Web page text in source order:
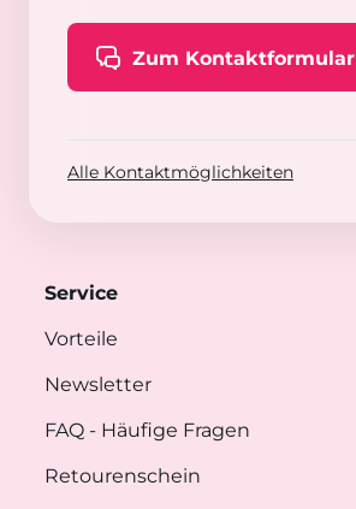
Zum Kontaktformular
Alle Kontaktmöglichkeiten
Service
Vorteile
Newsletter
FAQ - Häufige Fragen
Retourenschein